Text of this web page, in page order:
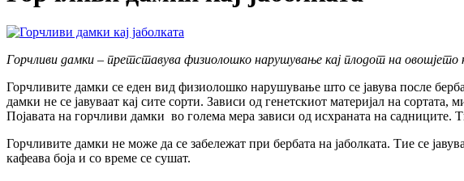
Горчливи дамки – претставува физиолошко нарушување кај плодот на овошјето
Горчливите дамки се еден вид физиолошко нарушување што се јавува после
дамки не се јавуваат кај сите сорти. Зависи од генетскиот материјал на
Појавата на горчливи дамки во голема мера зависи од исхраната на садниците.
Горчливите дамки не може да се забележат при бербата на јаболката. Тие се
кафеава боја и со време се сушат.